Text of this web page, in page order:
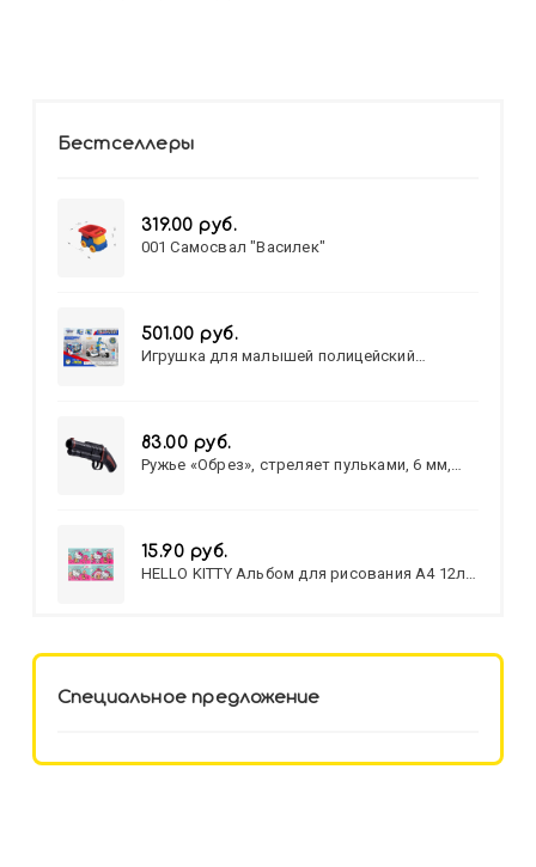
Бестселлеры
319.00 руб.
001 Самосвал "Василек"
501.00 руб.
Игрушка для малышей полицейский
83.00 руб.
Ружье «Обрез», стреляет пульками, 6 мм,
15.90 руб.
HELLO KITTY Альбом для рисования А4 12л.
Специальное предложение